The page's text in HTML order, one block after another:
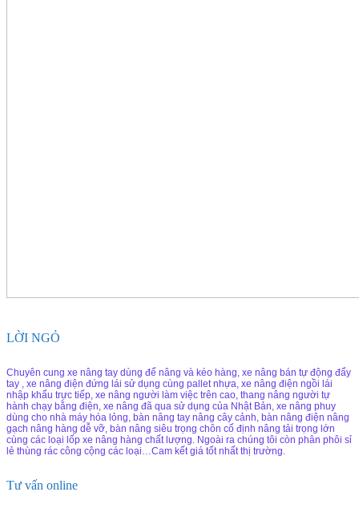
LỜI NGỎ
Chuyên cung xe nâng tay dùng để nâng và kéo hàng, xe nâng bán tự động đẩy
tay , xe nâng điện đứng lái sử dụng cùng pallet nhựa, xe nâng điện ngồi lái
nhập khẩu trực tiếp, xe nâng người làm việc trên cao, thang nâng người tự
hành chạy bằng điện, xe nâng đã qua sử dụng của Nhật Bản, xe nâng phuy
dùng cho nhà máy hóa lỏng, bàn nâng tay nâng cây cảnh, bàn nâng điện nâng
gạch nâng hàng dễ vỡ, bàn nâng siêu trọng chôn cố định nâng tải trọng lớn
cùng các loại lốp xe nâng hàng chất lượng. Ngoài ra chúng tôi còn phân phôi sỉ
lẻ thùng rác công cộng các loại…Cam kết giá tốt nhất thị trường.
Tư vấn online